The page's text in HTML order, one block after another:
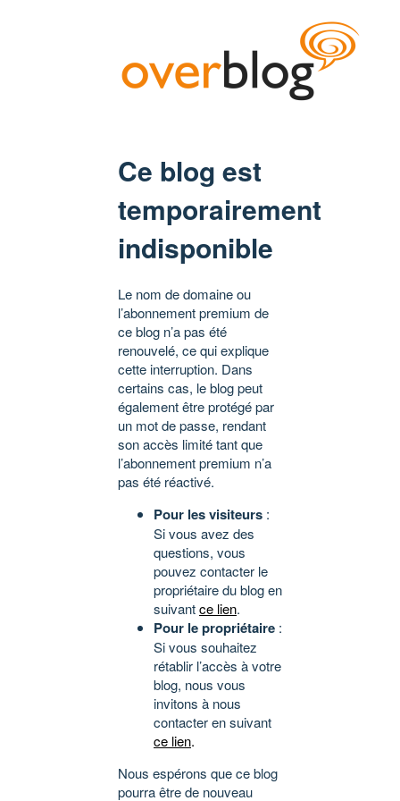
Ce blog est
temporairement
indisponible
Le nom de domaine ou
l’abonnement premium de
ce blog n’a pas été
renouvelé, ce qui explique
cette interruption. Dans
certains cas, le blog peut
également être protégé par
un mot de passe, rendant
son accès limité tant que
l’abonnement premium n’a
pas été réactivé.
Pour les visiteurs :
Si vous avez des
questions, vous
pouvez contacter le
propriétaire du blog en
suivantce lien.
Pour le propriétaire :
Si vous souhaitez
rétablir l’accès à votre
blog, nous vous
invitons à nous
contacter en suivant
ce lien.
Nous espérons que ce blog
pourra être de nouveau